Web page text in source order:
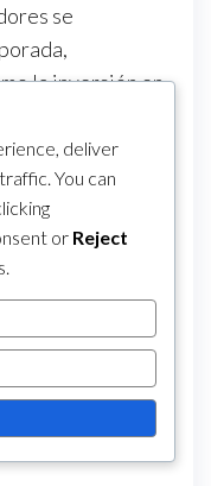
se
la inversión en
en
NEXT
City Regalos
Recompensas
Ofertas por
comunitarios
deliver
You can
or Reject